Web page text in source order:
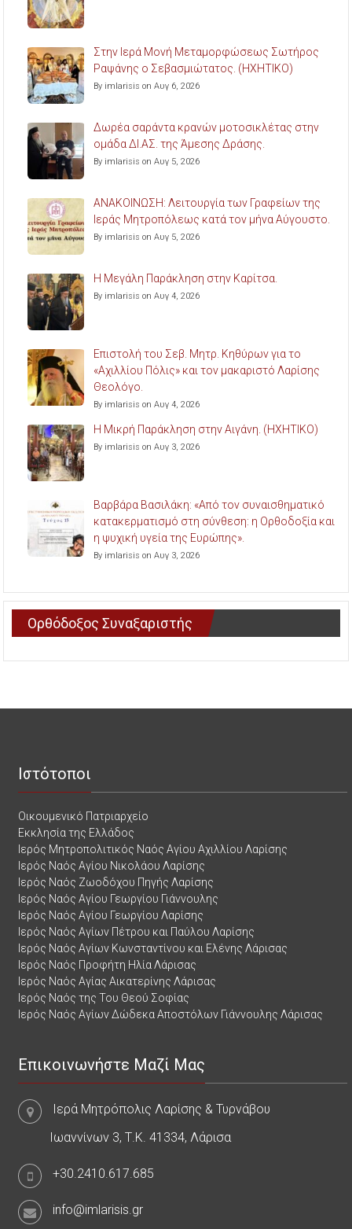
Στην Ιερά Μονή Μεταμορφώσεως Σωτήρος
Ραψάνης ο Σεβασμιώτατος. (ΗΧΗΤΙΚΟ)
By imlarisis on Αυγ 6, 2026
Δωρέα σαράντα κρανών μοτοσικλέτας στην
ομάδα ΔΙ.ΑΣ. της Άμεσης Δράσης.
By imlarisis on Αυγ 5, 2026
ΑΝΑΚΟΙΝΩΣΗ: Λειτουργία των Γραφείων της
Ιεράς Μητροπόλεως κατά τον μήνα Αύγουστο.
By imlarisis on Αυγ 5, 2026
Η Μεγάλη Παράκληση στην Καρίτσα.
By imlarisis on Αυγ 4, 2026
Επιστολή του Σεβ. Μητρ. Κηθύρων για το
«Αχιλλίου Πόλις» και τον μακαριστό Λαρίσης
Θεολόγο.
By imlarisis on Αυγ 4, 2026
Η Μικρή Παράκληση στην Αιγάνη. (ΗΧΗΤΙΚΟ)
By imlarisis on Αυγ 3, 2026
Βαρβάρα Βασιλάκη: «Από τον συναισθηματικό
κατακερματισμό στη σύνθεση: η Ορθοδοξία και
η ψυχική υγεία της Ευρώπης».
By imlarisis on Αυγ 3, 2026
Ορθόδοξος Συναξαριστής
Ιστότοποι
Οικουμενικό Πατριαρχείο
Εκκλησία της Ελλάδος
Ιερός Μητροπολιτικός Ναός Αγίου Αχιλλίου Λαρίσης
Ιερός Ναός Αγίου Νικολάου Λαρίσης
Ιερός Ναός Ζωοδόχου Πηγής Λαρίσης
Ιερός Ναός Αγίου Γεωργίου Γιάννουλης
Ιερός Ναός Αγίου Γεωργίου Λαρίσης
Ιερός Ναός Αγίων Πέτρου και Παύλου Λαρίσης
Ιερός Ναός Αγίων Κωνσταντίνου και Ελένης Λάρισας
Ιερός Ναός Προφήτη Ηλία Λάρισας
Ιερός Ναός Αγίας Αικατερίνης Λάρισας
Ιερός Ναός της Του Θεού Σοφίας
Ιερός Ναός Αγίων Δώδεκα Αποστόλων Γιάννουλης Λάρισας
Επικοινωνήστε Μαζί Μας
Ιερά Μητρόπολις Λαρίσης & Τυρνάβου
Ιωαννίνων 3, Τ.Κ. 41334, Λάρισα
+30.2410.617.685
info@imlarisis.gr